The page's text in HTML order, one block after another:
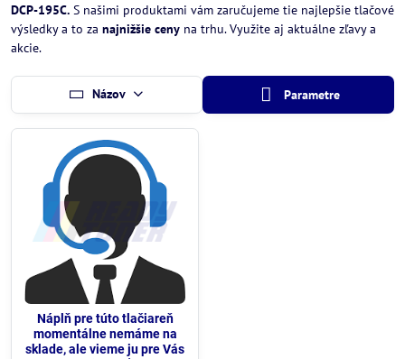
DCP-195C. S našimi produktami vám zaručujeme tie najlepšie tlačové
výsledky a to za najnižšie ceny na trhu. Využite aj aktuálne zľavy a
akcie.
Názov Parametre
Náplň pre túto tlačiareň
momentálne nemáme na
sklade, ale vieme ju pre Vás